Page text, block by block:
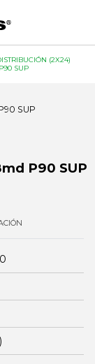
(2X24)
SUP
P90 SUP